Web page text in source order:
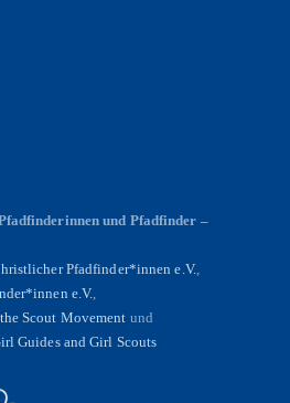
und Pfadfinder –
Pfadfinder*innen e.V.
e.V.
Scout Movement und
and Girl Scouts